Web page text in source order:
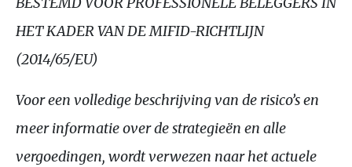
HET KADER VAN DE MIFID-RICHTLIJN
(2014/65/EU)
Voor een volledige beschrijving van de risico’s en
meer informatie over de strategieën en alle
vergoedingen, wordt verwezen naar het actuele